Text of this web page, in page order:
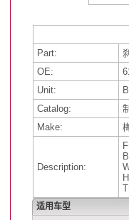
Part:
OE:
Unit:
Catalog:
Make:
Description:
适用车型